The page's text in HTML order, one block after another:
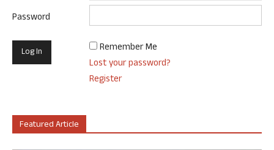
Password
Remember Me
Lost your password?
Register
Featured Article